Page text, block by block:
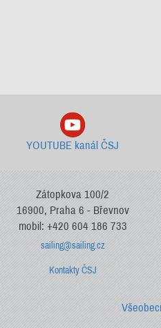
YOUTUBE kanál ČSJ
Zátopkova 100/2
16900, Praha 6 - Břevnov
mobil: +420 604 186 733
sailing@sailing.cz
Kontakty ČSJ